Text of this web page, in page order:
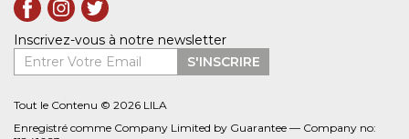
Inscrivez-vous à notre newsletter
Entrer Votre Email
S'INSCRIRE
Tout le Contenu © 2026 LILA
Enregistré comme Company Limited by Guarantee — Company no: